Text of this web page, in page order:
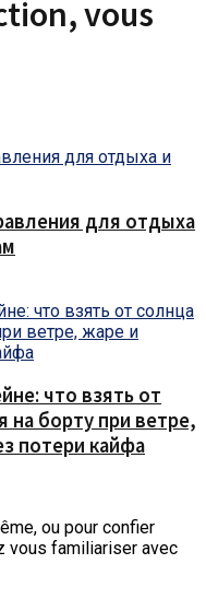
vous
для отдыха
что взять от
на борту при ветре,
потери кайфа
ou pour confier
vous familiariser avec